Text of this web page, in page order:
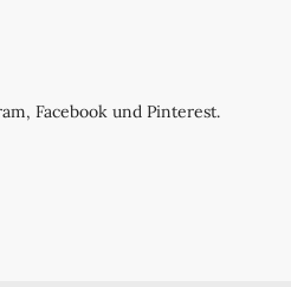
Facebook und Pinterest.